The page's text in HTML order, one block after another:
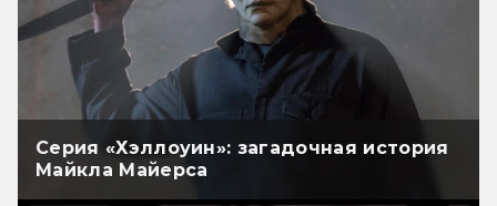
Серия «Хэллоуин»: загадочная история
Майкла Майерса